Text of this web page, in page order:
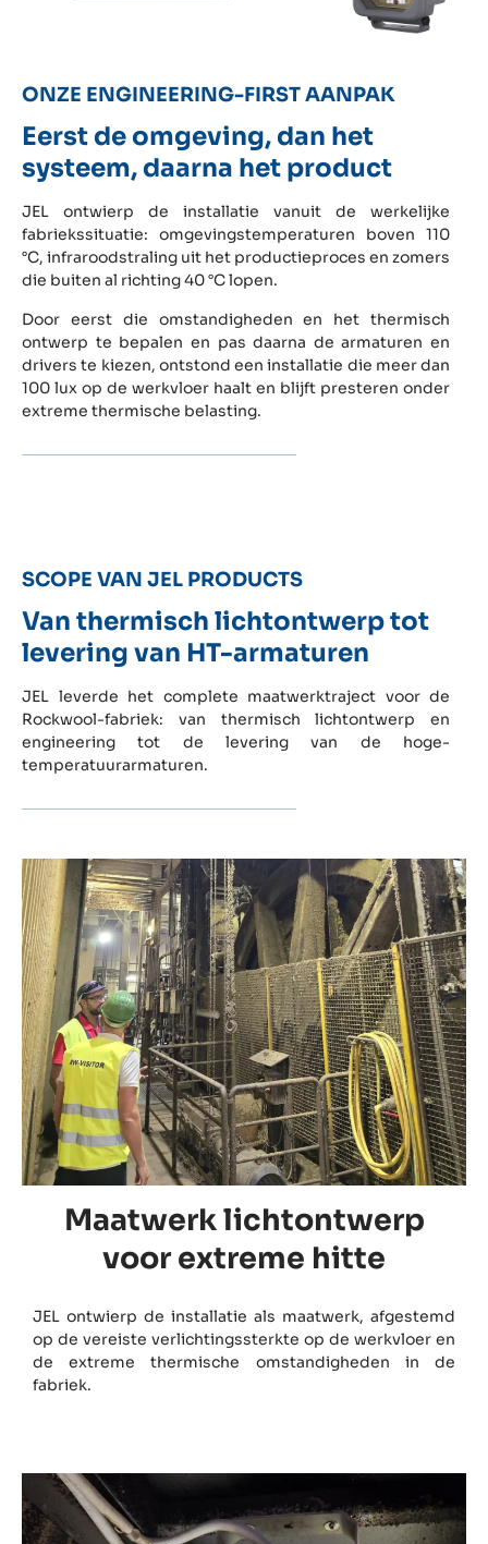
ONZE ENGINEERING-FIRST AANPAK
Eerst de omgeving, dan het
systeem, daarna het product
JEL ontwierp de installatie vanuit de werkelijke
fabriekssituatie: omgevingstemperaturen boven 110
°C, infraroodstraling uit het productieproces en zomers
die buiten al richting 40 °C lopen.
Door eerst die omstandigheden en het thermisch
ontwerp te bepalen en pas daarna de armaturen en
drivers te kiezen, ontstond een installatie die meer dan
100 lux op de werkvloer haalt en blijft presteren onder
extreme thermische belasting.
SCOPE VAN JEL PRODUCTS
Van thermisch lichtontwerp tot
levering van HT-armaturen
JEL leverde het complete maatwerktraject voor de
Rockwool-fabriek: van thermisch lichtontwerp en
engineering tot de levering van de hoge-
temperatuurarmaturen.
Maatwerk lichtontwerp
voor extreme hitte
JEL ontwierp de installatie als maatwerk, afgestemd
op de vereiste verlichtingssterkte op de werkvloer en
de extreme thermische omstandigheden in de
fabriek.